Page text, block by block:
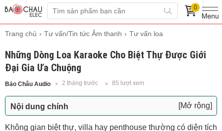
0
Trang chủ Tư vấn/Tin tức Âm thanh Tư vấn loa
Những Dòng Loa Karaoke Cho Biệt Thự Được Giới
Đại Gia Ưa Chuộng
Bảo Châu Audio 2 tháng trước 85 lượt xem
Nội dung chính [Mở rộng]
1. Tiêu chí chọn loa karaoke cho biệt thự cao cấp
Không gian biệt thự, villa hay penthouse thường có diện tích